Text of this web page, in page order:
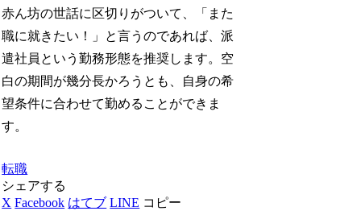
赤ん坊の世話に区切りがついて、「また
職に就きたい！」と言うのであれば、派
遣社員という勤務形態を推奨します。空
白の期間が幾分長かろうとも、自身の希
望条件に合わせて勤めることができま
す。
転職
シェアする
X Facebook はてブ LINE コピー